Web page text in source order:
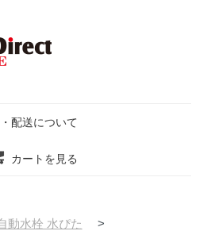
配送について
カートを見る
動水栓 水ぴた
>